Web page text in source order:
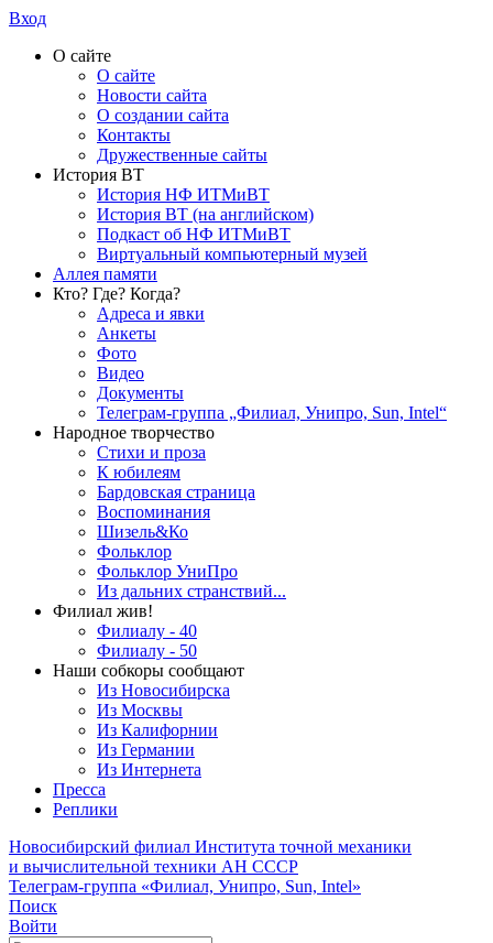
Вход
О сайте
О сайте
Новости сайта
О создании сайта
Контакты
Дружественные сайты
История ВТ
История НФ ИТМиВТ
История ВТ (на английском)
Подкаст об НФ ИТМиВТ
Виртуальный компьютерный музей
Аллея памяти
Кто? Где? Когда?
Адреса и явки
Анкеты
Фото
Видео
Документы
Телеграм-группа „Филиал, Унипро, Sun, Intel“
Народное творчество
Стихи и проза
К юбилеям
Бардовская страница
Воспоминания
Шизель&Ко
Фольклор
Фольклор УниПро
Из дальних странствий...
Филиал жив!
Филиалу - 40
Филиалу - 50
Наши собкоры сообщают
Из Новосибирска
Из Москвы
Из Калифорнии
Из Германии
Из Интернета
Пресса
Реплики
Новосибирский филиал Института точной механики
и вычислительной техники АН СССР
Телеграм-группа «Филиал, Унипро, Sun, Intel»
Поиск
Войти